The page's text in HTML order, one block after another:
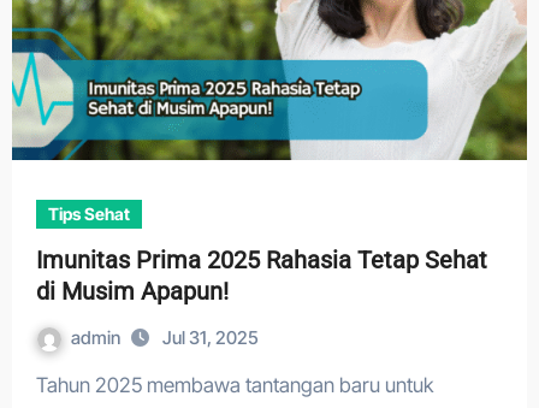
Tips Sehat
Imunitas Prima 2025 Rahasia Tetap Sehat
di Musim Apapun!
admin Jul 31, 2025
Tahun 2025 membawa tantangan baru untuk